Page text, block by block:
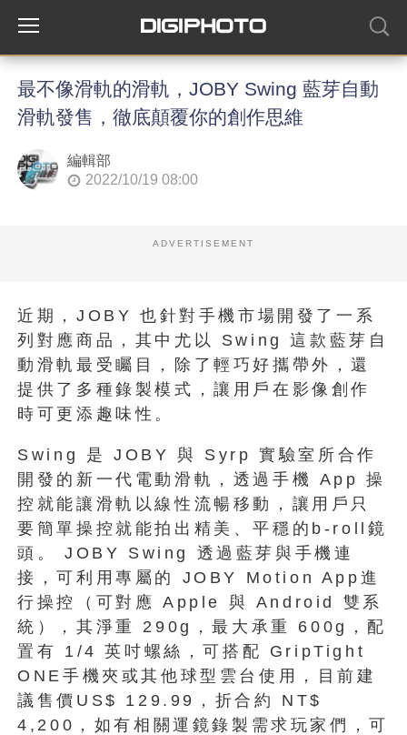
最不像滑軌的滑軌，JOBY Swing 藍芽自動
滑軌發售，徹底顛覆你的創作思維
編輯部
2022/10/19 08:00
ADVERTISEMENT
近期，JOBY 也針對手機市場開發了一系
列對應商品，其中尤以 Swing 這款藍芽自
動滑軌最受矚目，除了輕巧好攜帶外，還
提供了多種錄製模式，讓用戶在影像創作
時可更添趣味性。
Swing 是 JOBY 與 Syrp 實驗室所合作
開發的新一代電動滑軌，透過手機 App 操
控就能讓滑軌以線性流暢移動，讓用戶只
要簡單操控就能拍出精美、平穩的b-roll鏡
頭。 JOBY Swing 透過藍芽與手機連
接，可利用專屬的 JOBY Motion App進
行操控（可對應 Apple 與 Android 雙系
統），其淨重 290g，最大承重 600g，配
置有 1/4 英吋螺絲，可搭配 GripTight
ONE手機夾或其他球型雲台使用，目前建
議售價US$ 129.99，折合約 NT$
4,200，如有相關運鏡錄製需求玩家們，可